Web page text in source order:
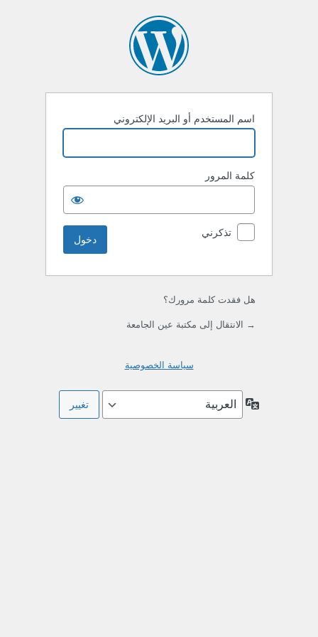
اسم المستخدم أو البريد الإلكتروني
كلمة المرور
تذكرني
هل فقدت كلمة مرورك؟
→ الانتقال إلى مكتبة عين الجامعة
سياسة الخصوصية
اللغة